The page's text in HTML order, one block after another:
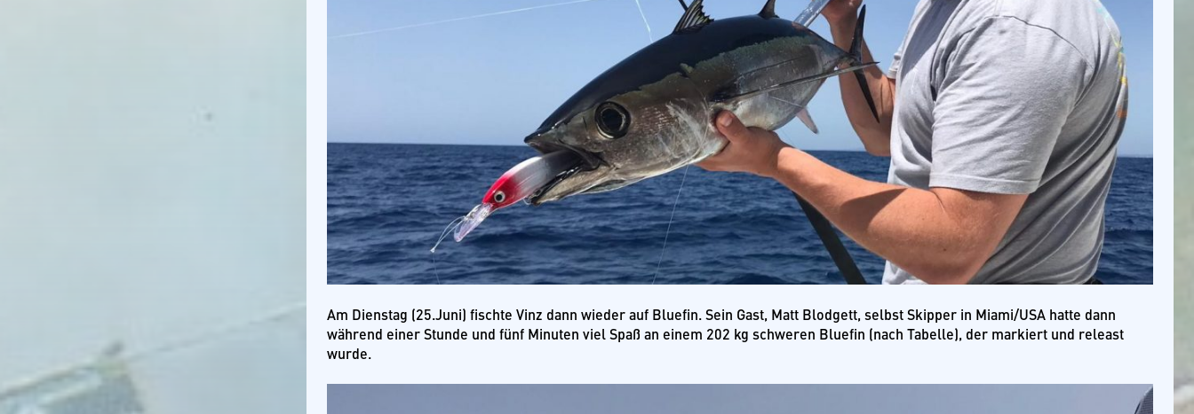
Am Dienstag (25.Juni) fischte Vinz dann wieder auf Bluefin. Sein Gast, Matt Blodgett, selbst Skipper in Miami/USA hatte dann
während einer Stunde und fünf Minuten viel Spaß an einem 202 kg schweren Bluefin (nach Tabelle), der markiert und releast
wurde.